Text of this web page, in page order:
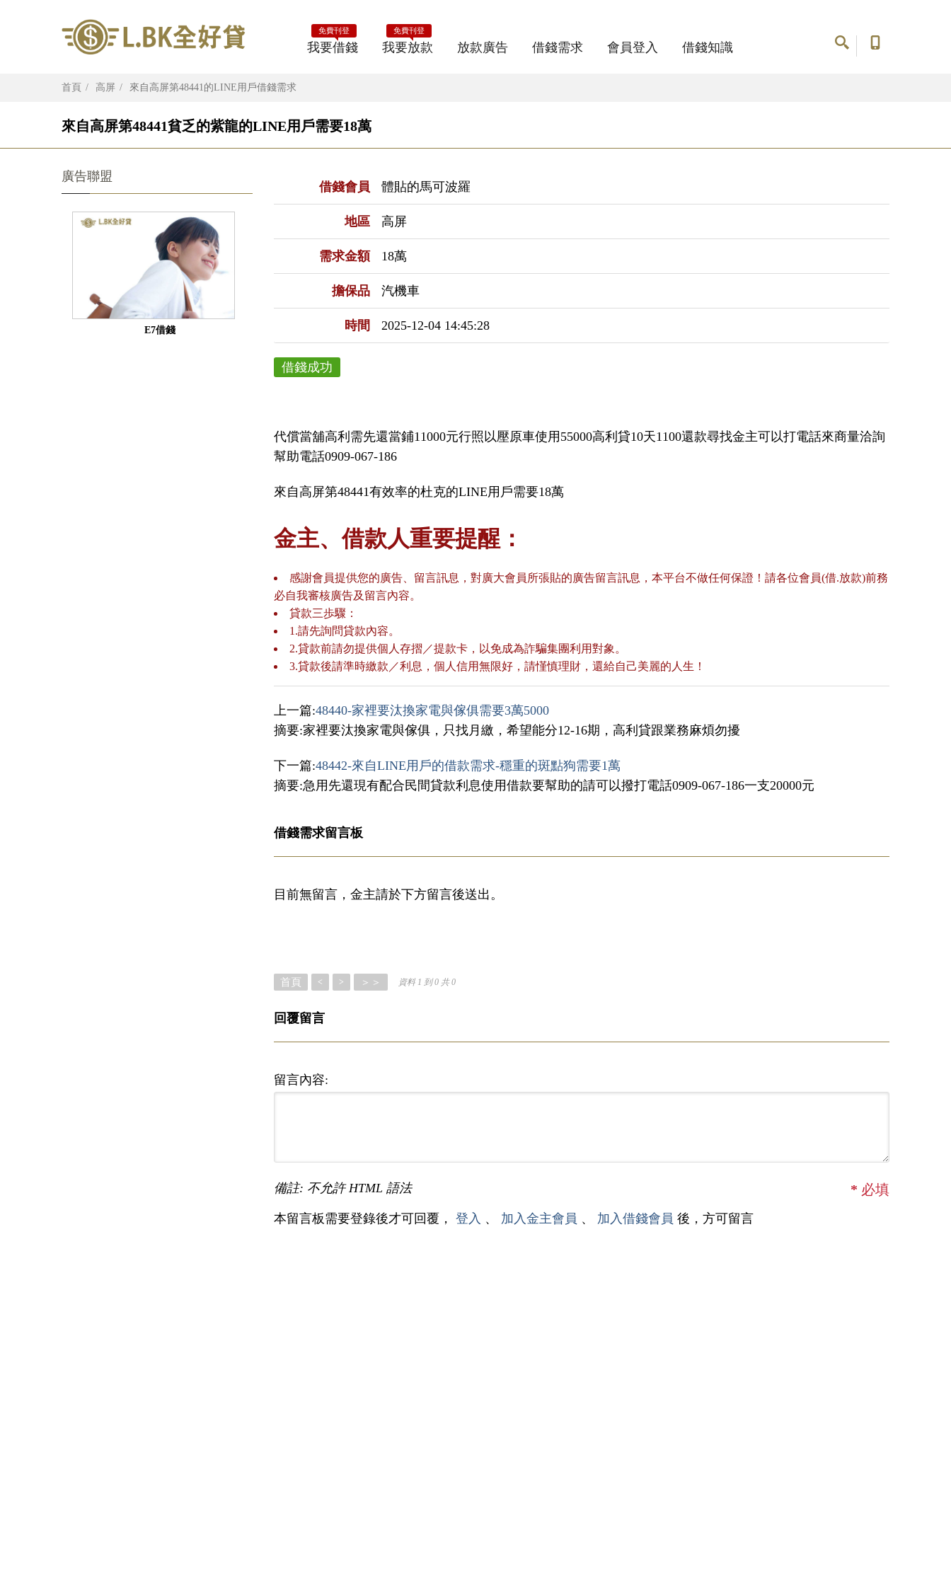
我要借錢
免費刊登
我要放款
免費刊登
放款廣告 借錢需求 會員登入 借錢知識
首頁 高屏 來自高屏第48441的LINE用戶借錢需求
來自高屏第48441貧乏的紫龍的LINE用戶需要18萬
借錢會員 體貼的馬可波羅
地區 高屏
需求金額 18萬
擔保品 汽機車
時間 2025-12-04 14:45:28
借錢成功
代償當舖高利需先還當鋪11000元行照以壓原車使用55000高利貸10天1100還款尋找金主可以打電話來商量洽詢
幫助電話0909-067-186
來自高屏第48441有效率的杜克的LINE用戶需要18萬
金主、借款人重要提醒：
感謝會員提供您的廣告、留言訊息，對廣大會員所張貼的廣告留言訊息，本平台不做任何保證！請各位會員(借.放款)前務
必自我審核廣告及留言內容。
貸款三歩驟：
1.請先詢問貸款內容。
2.貸款前請勿提供個人存摺／提款卡，以免成為詐騙集團利用對象。
3.貸款後請準時繳款／利息，個人信用無限好，請慬慎理財，還給自己美麗的人生！
上一篇:48440-家裡要汰換家電與傢俱需要3萬5000
摘要:家裡要汰換家電與傢俱，只找月繳，希望能分12-16期，高利貸跟業務麻煩勿擾
下一篇:48442-來自LINE用戶的借款需求-穩重的斑點狗需要1萬
摘要:急用先還現有配合民間貸款利息使用借款要幫助的請可以撥打電話0909-067-186一支20000元
借錢需求留言板
目前無留言，金主請於下方留言後送出。
首頁 < > ＞＞ 資料 1 到 0 共 0
回覆留言
留言內容:
備註: 不允許 HTML 語法 * 必填
本留言板需要登錄後才可回覆， 登入 、 加入金主會員 、 加入借錢會員 後，方可留言
廣告聯盟
E7借錢